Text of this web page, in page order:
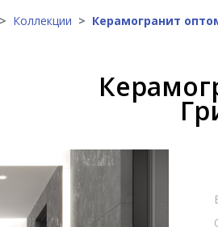
Коллекции Керамогранит